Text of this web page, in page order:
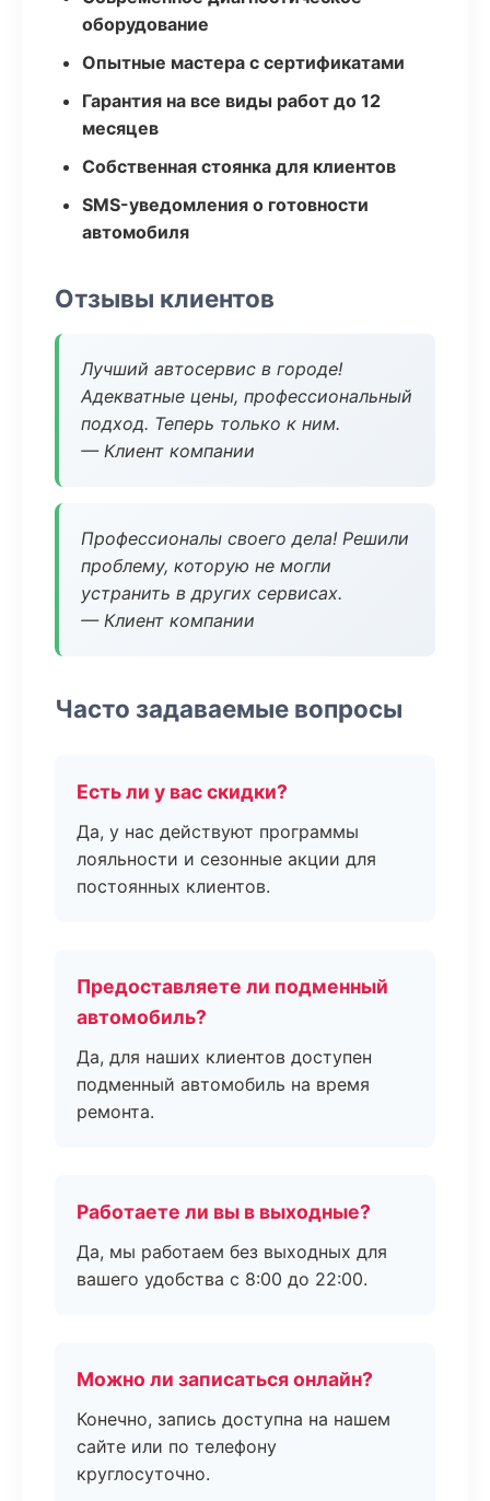
оборудование
Опытные мастера с сертификатами
Гарантия на все виды работ до 12
месяцев
Собственная стоянка для клиентов
SMS-уведомления о готовности
автомобиля
Отзывы клиентов
Лучший автосервис в городе!
Адекватные цены, профессиональный
подход. Теперь только к ним.
— Клиент компании
Профессионалы своего дела! Решили
проблему, которую не могли
устранить в других сервисах.
— Клиент компании
Часто задаваемые вопросы
Есть ли у вас скидки?
Да, у нас действуют программы
лояльности и сезонные акции для
постоянных клиентов.
Предоставляете ли подменный
автомобиль?
Да, для наших клиентов доступен
подменный автомобиль на время
ремонта.
Работаете ли вы в выходные?
Да, мы работаем без выходных для
вашего удобства с 8:00 до 22:00.
Можно ли записаться онлайн?
Конечно, запись доступна на нашем
сайте или по телефону
круглосуточно.